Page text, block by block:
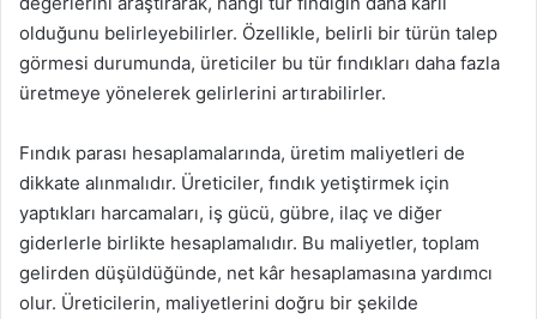
olduğunu belirleyebilirler. Özellikle, belirli bir türün talep
görmesi durumunda, üreticiler bu tür fındıkları daha fazla
üretmeye yönelerek gelirlerini artırabilirler.
Fındık parası hesaplamalarında, üretim maliyetleri de
dikkate alınmalıdır. Üreticiler, fındık yetiştirmek için
yaptıkları harcamaları, iş gücü, gübre, ilaç ve diğer
giderlerle birlikte hesaplamalıdır. Bu maliyetler, toplam
gelirden düşüldüğünde, net kâr hesaplamasına yardımcı
olur. Üreticilerin, maliyetlerini doğru bir şekilde